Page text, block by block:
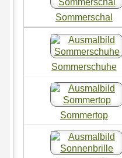
Sommerschal
Sommerschuhe
Sommertop